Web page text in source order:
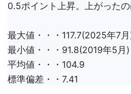
0.5ポイント上昇。上がったの
最大値・・・117.7(2025年7
最小値・・・91.8(2019年5月)
平均値・・・104.9
標準偏差・・7.41